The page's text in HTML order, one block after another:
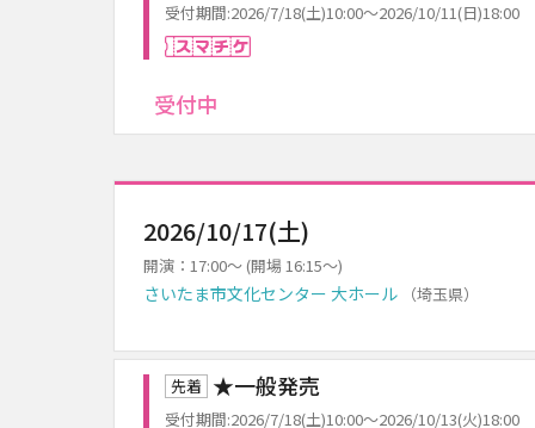
受付期間:2026/7/18(土)10:00～2026/10/11(日)18:00
受付中
2026/10/17(土)
開演：17:00～ (開場 16:15～)
さいたま市文化センター 大ホール （埼玉県）
先着 ★一般発売
受付期間:2026/7/18(土)10:00～2026/10/13(火)18:00